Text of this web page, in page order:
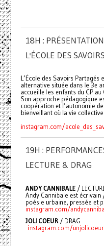
18H : PRÉSENTATION
L'ÉCOLE DES
L’École des Savoirs
alternative située dans le 3e
accueille les enfants du CP au
Son approche pédagogique
coopération et l’autonomie
bienveillant où la vie
instagram.com/
19H :
LECTURE & DRAG
ANDY CANNIBALE/
Andy Cannibale est
poésie urbaine, pressée et
instagram.com/
JOLI COEUR/ DRAG
instagram.com/unjolicoeur_